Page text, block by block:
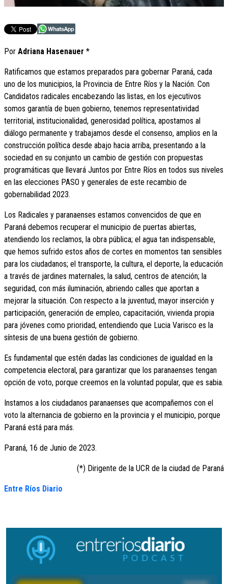
Por Adriana Hasenauer *
Ratificamos que estamos preparados para gobernar Paraná, cada
uno de los municipios, la Provincia de Entre Ríos y la Nación. Con
Candidatos radicales encabezando las listas, en los ejecutivos
somos garantía de buen gobierno, tenemos representatividad
territorial, institucionalidad, generosidad política, apostamos al
diálogo permanente y trabajamos desde el consenso, amplios en la
construcción política desde abajo hacia arriba, presentando a la
sociedad en su conjunto un cambio de gestión con propuestas
programáticas que llevará Juntos por Entre Ríos en todos sus niveles
en las elecciones PASO y generales de este recambio de
gobernabilidad 2023.
Los Radicales y paranaenses estamos convencidos de que en
Paraná debemos recuperar el municipio de puertas abiertas,
atendiendo los reclamos, la obra pública; el agua tan indispensable,
que hemos sufrido estos años de cortes en momentos tan sensibles
para los ciudadanos; el transporte, la cultura, el deporte, la educación
a través de jardines maternales, la salud, centros de atención; la
seguridad, con más iluminación, abriendo calles que aportan a
mejorar la situación. Con respecto a la juventud, mayor inserción y
participación, generación de empleo, capacitación, vivienda propia
para jóvenes como prioridad, entendiendo que Lucia Varisco es la
síntesis de una buena gestión de gobierno.
Es fundamental que estén dadas las condiciones de igualdad en la
competencia electoral, para garantizar que los paranaenses tengan
opción de voto, porque creemos en la voluntad popular, que es sabia.
Instamos a los ciudadanos paranaenses que acompañemos con el
voto la alternancia de gobierno en la provincia y el municipio, porque
Paraná está para más.
Paraná, 16 de Junio de 2023.
(*) Dirigente de la UCR de la ciudad de Paraná
Entre Ríos Diario